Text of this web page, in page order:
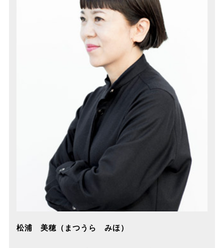
松浦 美穂（まつうら みほ）